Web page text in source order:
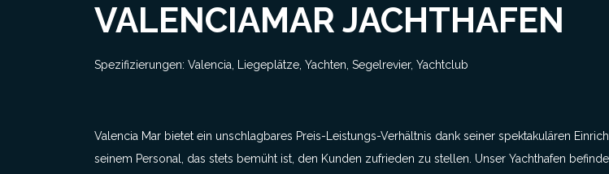
VALENCIAMAR JACHTHAFEN
Spezifizierungen: Valencia, Liegeplätze, Yachten, Segelrevier, Yachtclub
Valencia Mar bietet ein unschlagbares Preis-Leistungs-Verhältnis dank seiner spektakulären
seinem Personal, das stets bemüht ist, den Kunden zufrieden zu stellen. Unser Yachthafen